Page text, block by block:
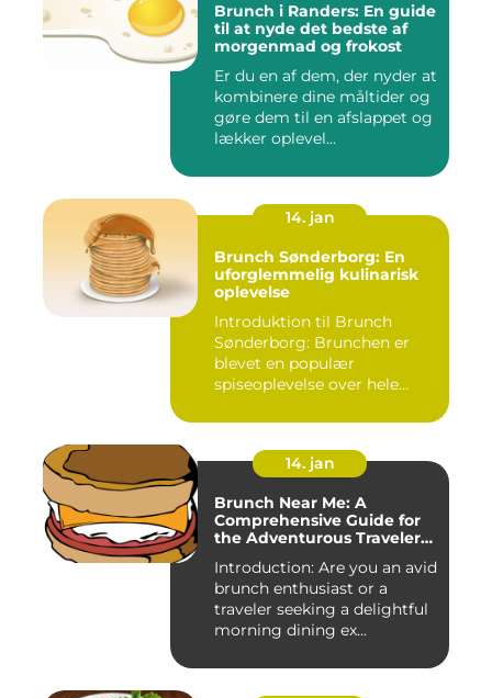
Brunch i Randers: En guide
til at nyde det bedste af
morgenmad og frokost
Er du en af dem, der nyder at
kombinere dine måltider og
gøre dem til en afslappet og
lækker oplevel...
14. jan
Brunch Sønderborg: En
uforglemmelig kulinarisk
oplevelse
Introduktion til Brunch
Sønderborg: Brunchen er
blevet en populær
spiseoplevelse over hele
14. jan
Brunch Near Me: A
Comprehensive Guide for
the Adventurous Traveler
Introduction: Are you an avid
brunch enthusiast or a
traveler seeking a delightful
morning dining ex...